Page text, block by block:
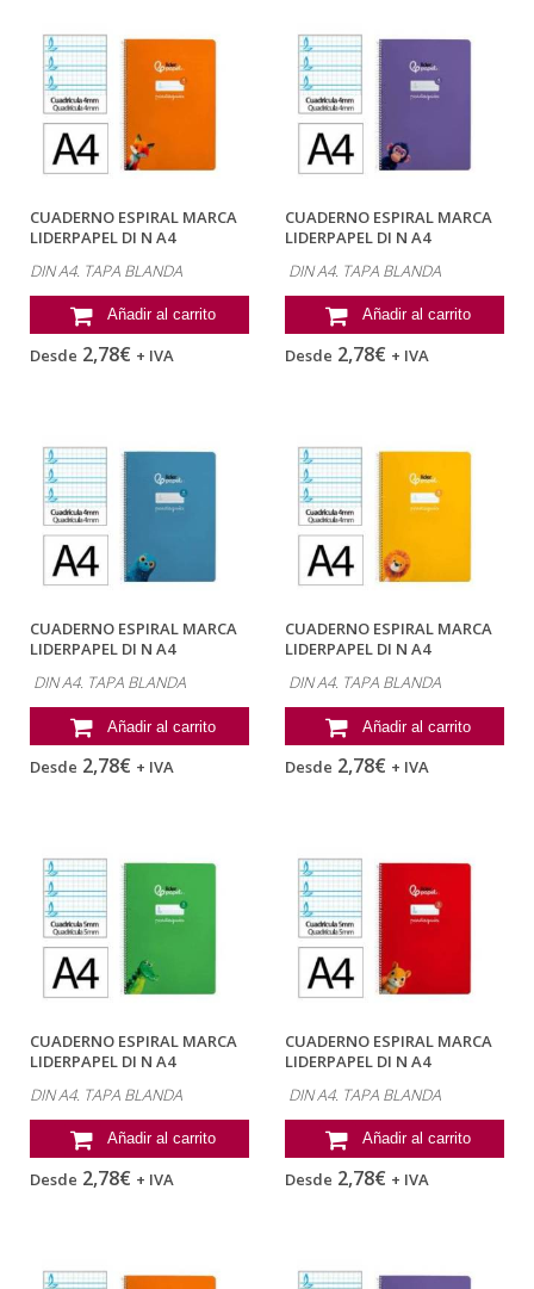
CUADERNO ESPIRAL MARCA
LIDERPAPEL DI N A4
DIN A4. TAPA BLANDA
Añadir al carrito
Desde 2,78€ + IVA
CUADERNO ESPIRAL MARCA
LIDERPAPEL DI N A4
DIN A4. TAPA BLANDA
Añadir al carrito
Desde 2,78€ + IVA
CUADERNO ESPIRAL MARCA
LIDERPAPEL DI N A4
DIN A4. TAPA BLANDA
Añadir al carrito
Desde 2,78€ + IVA
CUADERNO ESPIRAL MARCA
LIDERPAPEL DI N A4
DIN A4. TAPA BLANDA
Añadir al carrito
Desde 2,78€ + IVA
CUADERNO ESPIRAL MARCA
LIDERPAPEL DI N A4
DIN A4. TAPA BLANDA
Añadir al carrito
Desde 2,78€ + IVA
CUADERNO ESPIRAL MARCA
LIDERPAPEL DI N A4
DIN A4. TAPA BLANDA
Añadir al carrito
Desde 2,78€ + IVA